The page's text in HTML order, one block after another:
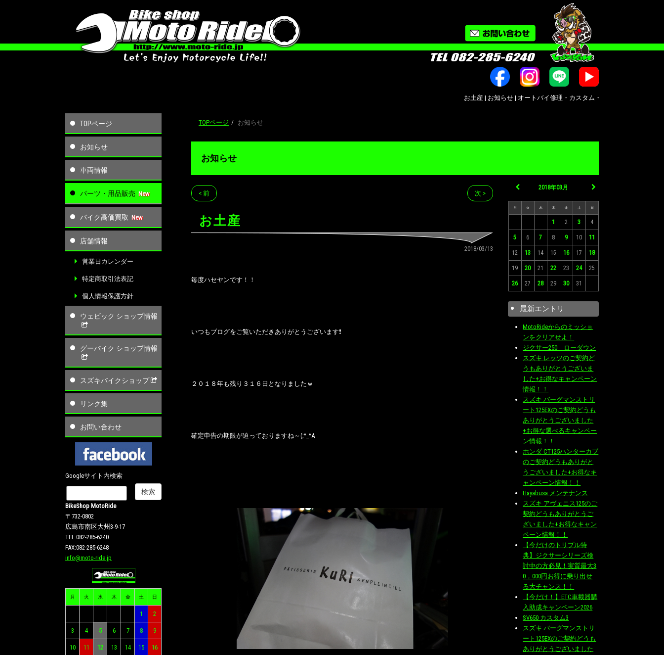
お土産 | お知らせ | オートバイ修理・カスタム・新車中古車販売｜広島市南
TOPページ
お知らせ
車両情報
パーツ・用品販売
バイク高価買取
店舗情報
営業日カレンダー
特定商取引法表記
個人情報保護方針
ウェビック ショップ情報
グーバイク ショップ情報
スズキバイクショップ
リンク集
お問い合わせ
Googleサイト内検索
BikeShop MotoRide
〒732-0802
広島市南区大州3-9-17
TEL:082-285-6240
FAX:082-285-6248
info@moto-ride.jp
月 火 水 木 金 土 日
1 2
3 4 5 6 7 8 9
10 11 12 13 14 15 16
TOPページ お知らせ
お知らせ
< 前 次 >
お土産
2018/03/13
毎度ハセヤンです！！
いつもブログをご覧いただきありがとうございます❗
２０１８年も残り３１６日となりましたｗ
確定申告の期限が迫っておりますね～(;^_^A
2018年03月
月 火 水 木 金 土 日
1 2 3 4
5 6 7 8 9 10 11
12 13 14 15 16 17 18
19 20 21 22 23 24 25
26 27 28 29 30 31
最新エントリ
MotoRideからのミッショ
ンをクリアせよ！
ジクサー250 ローダウン
スズキ レッツのご契約ど
うもありがとうございま
した+お得なキャンペーン
情報！！
スズキ バーグマンストリ
ート125EXのご契約どうも
ありがとうございました
+お得な選べるキャンペー
ン情報！！
ホンダ CT125ハンターカブ
のご契約どうもありがと
うございました+お得なキ
ャンペーン情報！！
Hayabusa メンテナンス
スズキ アヴェニス125のご
契約どうもありがとうご
ざいました+お得なキャン
ペーン情報！！
【今だけのトリプル特
典】ジクサーシリーズ検
討中の方必見！実質最大3
0，000円お得に乗り出せ
る大チャンス！！
【今だけ！】ETC車載器購
入助成キャンペーン2026
SV650 カスタム3
スズキ バーグマンストリ
ート125EXのご契約どうも
ありがとうございました